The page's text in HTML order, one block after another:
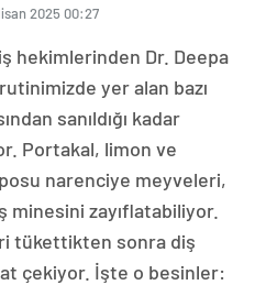
2025 00:27
hekimlerinden Dr. Deepa
yer alan bazı
sanıldığı kadar
Portakal, limon ve
narenciye meyveleri,
minesini zayıflatabiliyor.
tükettikten sonra diş
çekiyor. İşte o besinler: